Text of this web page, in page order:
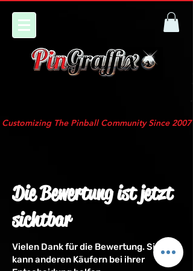
Customizing The Pinball Community Since 2007
Die Bewertung ist jetzt
sichtbar
Vielen Dank für die Bewertung. Sie
kann anderen Käufern bei ihrer